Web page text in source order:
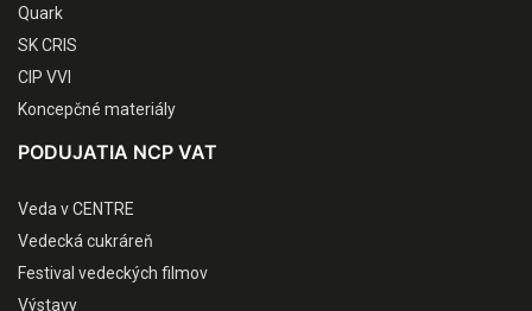
Quark
SK CRIS
CIP VVI
Koncepčné materiály
PODUJATIA NCP VAT
Veda v CENTRE
Vedecká cukráreň
Festival vedeckých filmov
Výstavy